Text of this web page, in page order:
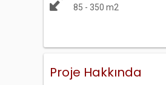
85 - 350 m2
Proje Hakkında